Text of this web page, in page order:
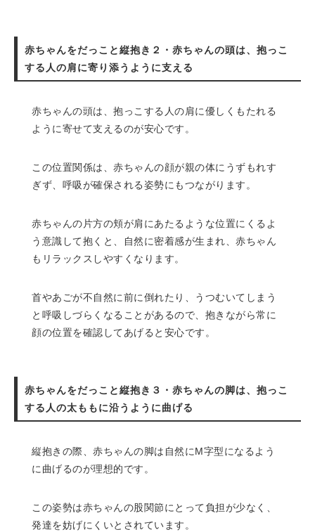
赤ちゃんをだっこと縦抱き２・赤ちゃんの頭は、抱っこ
する人の肩に寄り添うように支える
赤ちゃんの頭は、抱っこする人の肩に優しくもたれる
ように寄せて支えるのが安心です。
この位置関係は、赤ちゃんの顔が親の体にうずもれす
ぎず、呼吸が確保される姿勢にもつながります。
赤ちゃんの片方の頬が肩にあたるような位置にくるよ
う意識して抱くと、自然に密着感が生まれ、赤ちゃん
もリラックスしやすくなります。
首やあごが不自然に前に倒れたり、うつむいてしまう
と呼吸しづらくなることがあるので、抱きながら常に
顔の位置を確認してあげると安心です。
赤ちゃんをだっこと縦抱き３・赤ちゃんの脚は、抱っこ
する人の太ももに沿うように曲げる
縦抱きの際、赤ちゃんの脚は自然にM字型になるよう
に曲げるのが理想的です。
この姿勢は赤ちゃんの股関節にとって負担が少なく、
発達を妨げにくいとされています。